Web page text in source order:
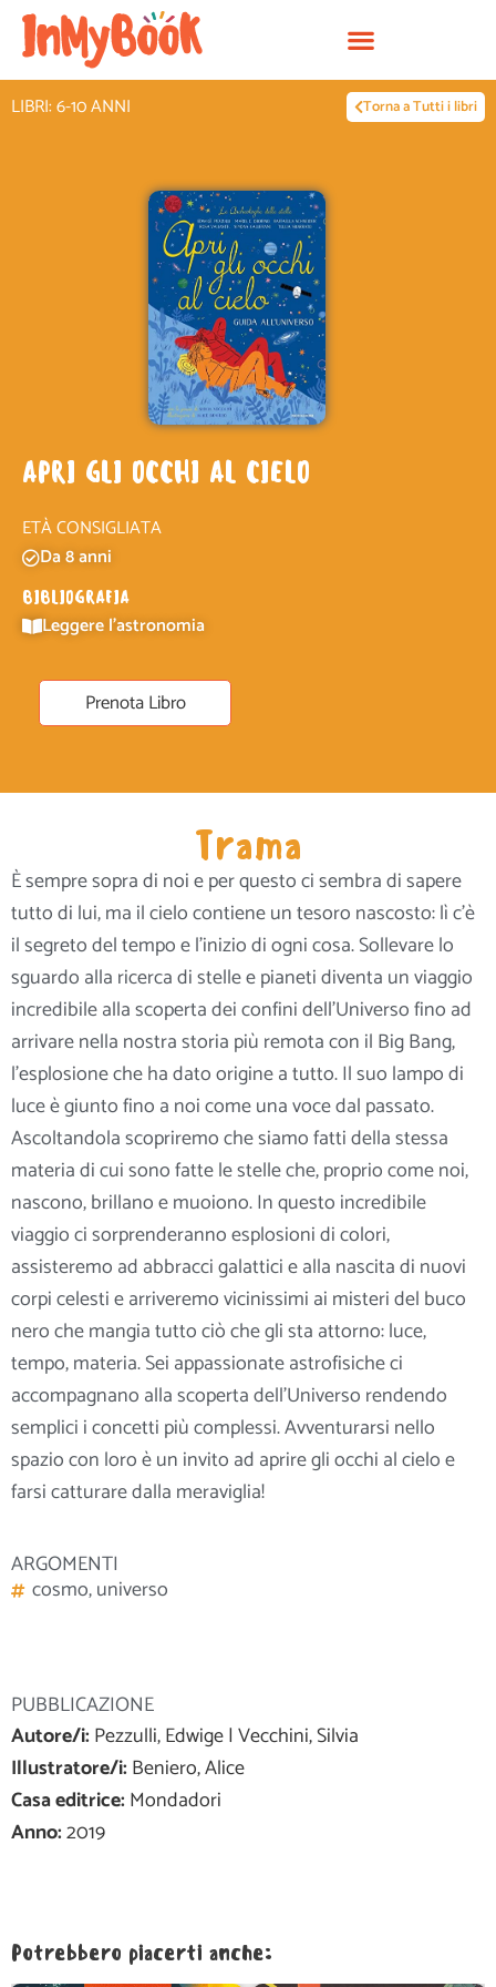
Vai
contenuto
LIBRI: 6-10 ANNI Torna a Tutti i libri
APRI GLI OCCHI AL CIELO
ETÀ CONSIGLIATA
Da 8 anni
BIBLIOGRAFIA
Leggere l'astronomia
Prenota Libro
PUBBLICAZIONE
Autore/i:Pezzulli, Edwige | Vecchini, Silvia
Illustratore/i:Beniero, Alice
Casa editrice:Mondadori
Anno:2019
Trama
È sempre sopra di noi e per questo ci sembra di sapere
tutto di lui, ma il cielo contiene un tesoro nascosto: lì c’è
il segreto del tempo e l’inizio di ogni cosa. Sollevare lo
sguardo alla ricerca di stelle e pianeti diventa un viaggio
incredibile alla scoperta dei confini dell’Universo fino ad
arrivare nella nostra storia più remota con il Big Bang,
l’esplosione che ha dato origine a tutto. Il suo lampo di
luce è giunto fino a noi come una voce dal passato.
Ascoltandola scopriremo che siamo fatti della stessa
materia di cui sono fatte le stelle che, proprio come noi,
nascono, brillano e muoiono. In questo incredibile
viaggio ci sorprenderanno esplosioni di colori,
assisteremo ad abbracci galattici e alla nascita di nuovi
corpi celesti e arriveremo vicinissimi ai misteri del buco
nero che mangia tutto ciò che gli sta attorno: luce,
tempo, materia. Sei appassionate astrofisiche ci
accompagnano alla scoperta dell’Universo rendendo
semplici i concetti più complessi. Avventurarsi nello
spazio con loro è un invito ad aprire gli occhi al cielo e
farsi catturare dalla meraviglia!
ARGOMENTI
cosmo,universo
Potrebbero piacerti anche: